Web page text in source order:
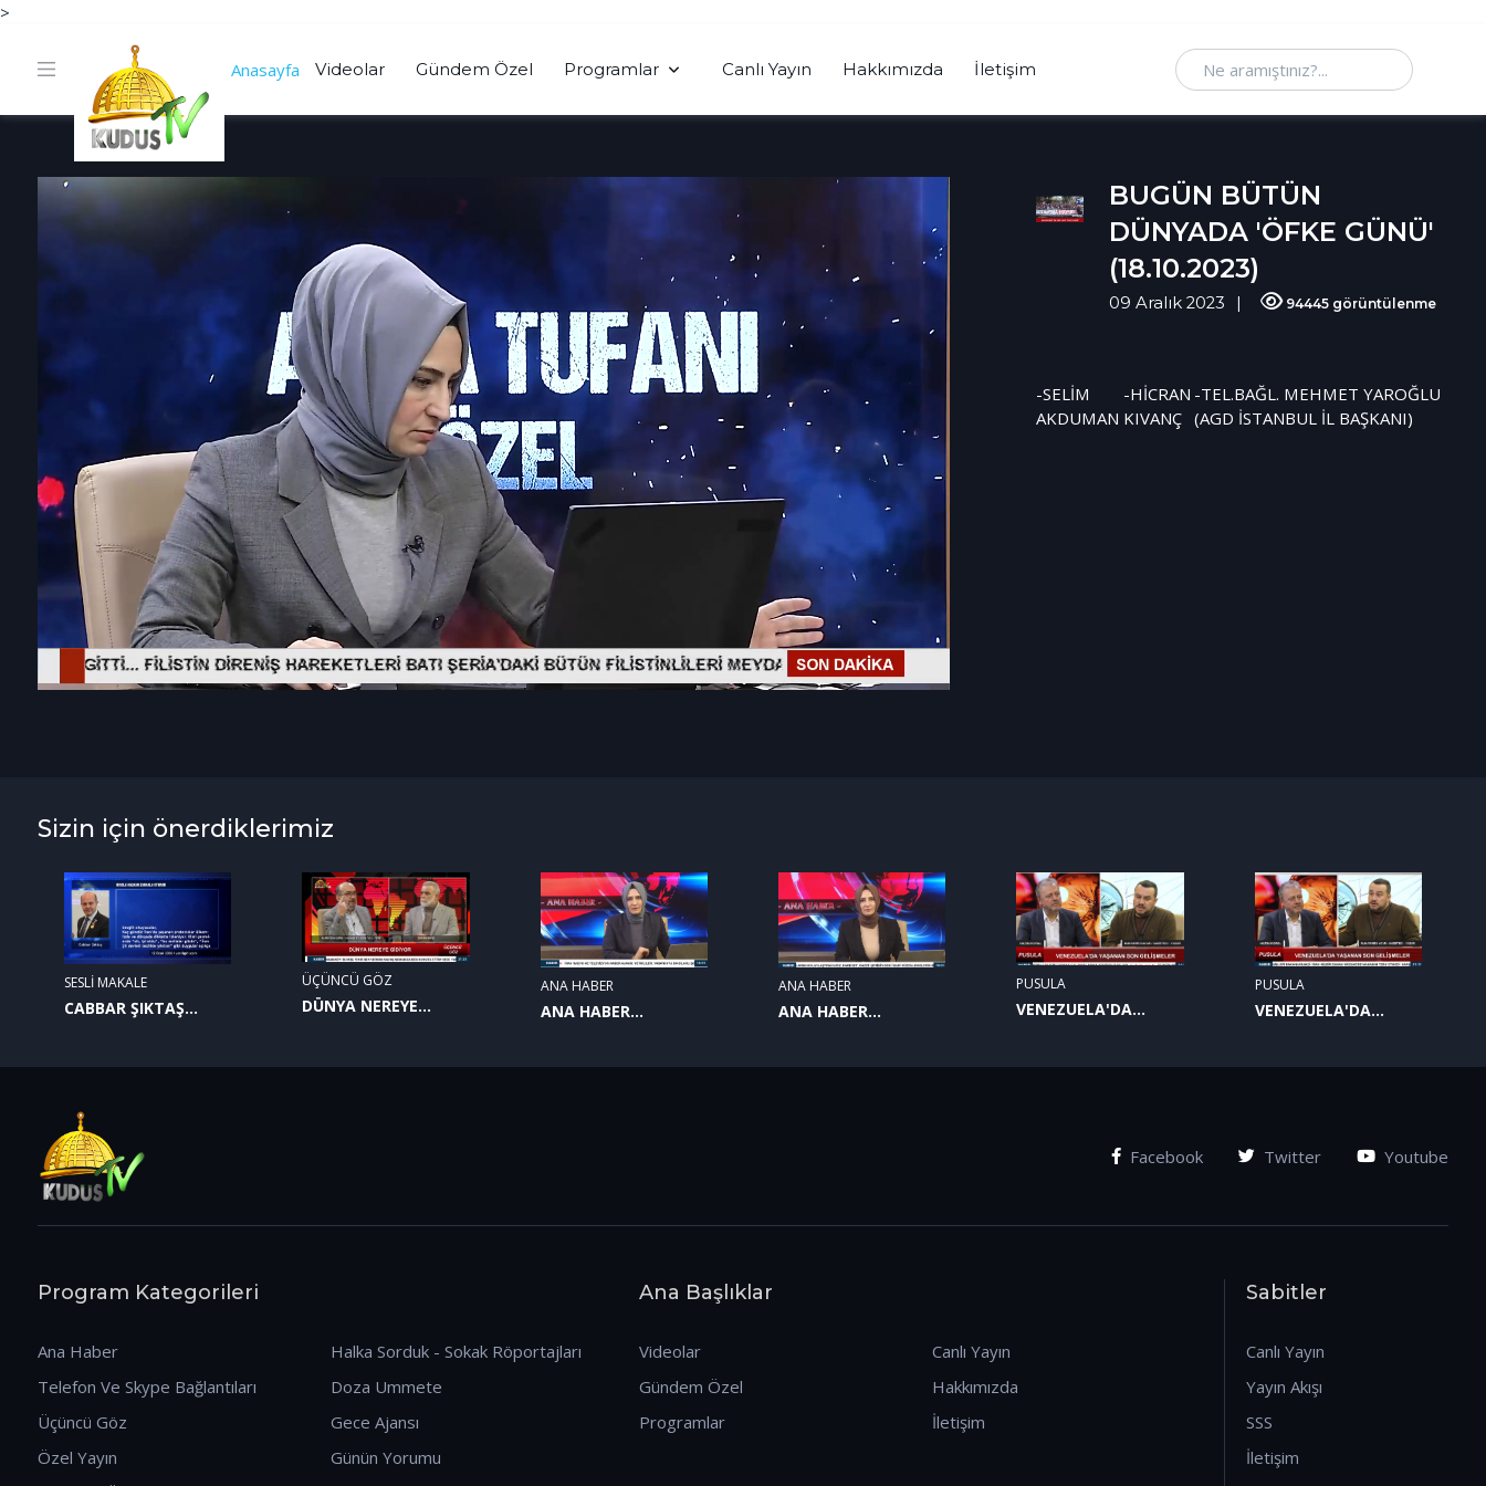
>
Anasayfa Videolar Gündem Özel Programlar Canlı Yayın Hakkımızda İletişim Ne aramıştınız
BUGÜN BÜTÜN
DÜNYADA 'ÖFKE GÜNÜ'
(18.10.2023)
09 Aralık 2023 94445 görüntülenme
-SELİM
AKDUMAN
-HİCRAN
KIVANÇ
-TEL.BAĞL. MEHMET YAROĞLU
(AGD İSTANBUL İL BAŞKANI)
Sizin için önerdiklerimiz
SESLİ MAKALE
CABBAR ŞIKTAŞ
ÜÇÜNCÜ GÖZ
DÜNYA NEREYE
ANA HABER
ANA HABER
ANA HABER
ANA HABER
PUSULA
VENEZUELA'DA
PUSULA
VENEZUELA'DA
Facebook Twitter Youtube
Program Kategorileri
Ana Haber
Telefon Ve Skype Bağlantıları
Üçüncü Göz
Özel Yayın
Halka Sorduk - Sokak Röportajları
Doza Ummete
Gece Ajansı
Günün Yorumu
Ana Başlıklar
Videolar
Gündem Özel
Programlar
Canlı Yayın
Hakkımızda
İletişim
Sabitler
Canlı Yayın
Yayın Akışı
SSS
İletişim